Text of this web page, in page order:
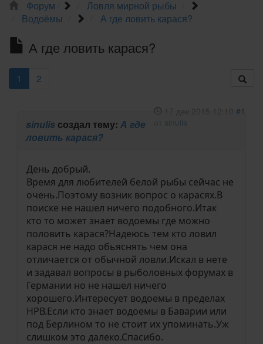
Форум
Ловля мирной рыбы
Водоёмы
А где ловить карася?
А где ловить карася?
1 2
17 дек 2015 12:10 #1
sinulis
sinulis создал тему: А где
ловить карася?
День добрый.
Время для любителей белой рыбы сейчас не
очень.Поэтому возник вопрос о карасях.В
поиске не нашел ничего подобного.Итак
кто то может знает водоемы где можно
половить карася?Надеюсь тем кто ловил
карася не надо обьяснять чем она
отличается от обычной ловли.Искал в нете
и задавал вопросы в рыболовных форумах в
Германии но не нашел ничего
хорошего.Интересует водоемы в пределах
НРВ.Если кто знает водоемы в Баварии или
под Берлином то не стоит их упоминать.Уж
слишком это далеко.Спасибо.